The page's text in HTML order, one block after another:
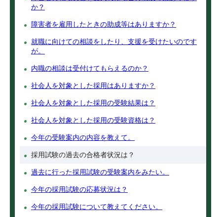
か？
障害者を雇用したときの助成等はありますか？
就職に向けての相談をしたり、支援を受けたいのです
が。
内職の相談は受付けてもらえるのか？
社会人を対象とした採用はありますか？
社会人を対象とした採用の受験結果は？
社会人を対象とした採用の受験資格は？
今年の受験案内の内容を教えて。
採用試験の過去の合格者状況は？
過去に行った採用試験の受験案内をみたい。
今年の採用試験の応募状況は？
今年の採用試験について教えてください。